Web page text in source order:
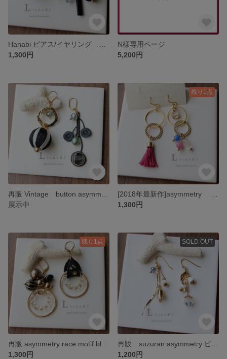
1,300円
N様専用ページ
5,200円
展示中
残り1点
1,300円
残り1点
1,300円
SOLD OUT
1,200円